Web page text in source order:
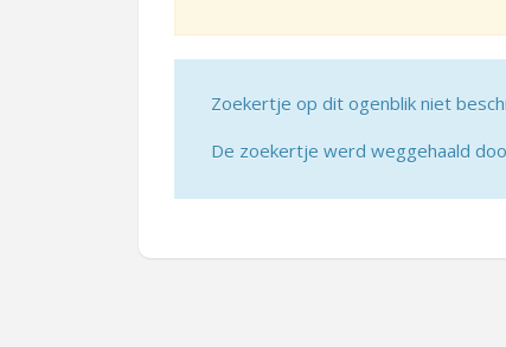
Zoekertje op dit ogenblik niet
De zoekertje werd weggehaald